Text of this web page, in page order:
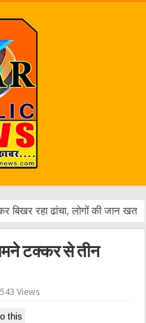
टक्कर से तीन
543 Views
this